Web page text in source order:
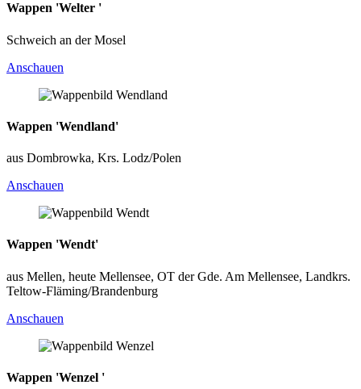
Wappen 'Welter '
Schweich an der Mosel
Anschauen
Wappen 'Wendland'
aus Dombrowka, Krs. Lodz/Polen
Anschauen
Wappen 'Wendt'
aus Mellen, heute Mellensee, OT der Gde. Am Mellensee, Landkrs.
Teltow-Fläming/Brandenburg
Anschauen
Wappen 'Wenzel '